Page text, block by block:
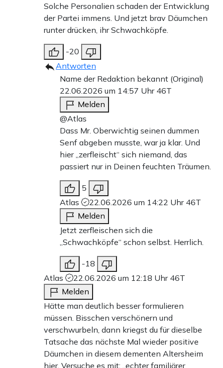
Solche Personalien schaden der Entwicklung
der Partei immens. Und jetzt brav Däumchen
runter drücken, ihr Schwachköpfe.
-20
Antworten
Name der Redaktion bekannt (Original)
22.06.2026 um 14:57 Uhr 46T
Melden
@Atlas
Dass Mr. Oberwichtig seinen dummen
Senf abgeben musste, war ja klar. Und
hier „zerfleischt“ sich niemand, das
passiert nur in Deinen feuchten Träumen.
5
Atlas
22.06.2026 um 14:22 Uhr 46T
Melden
Jetzt zerfleischen sich die
„Schwachköpfe“ schon selbst. Herrlich.
-18
Atlas
22.06.2026 um 12:18 Uhr 46T
Melden
Hätte man deutlich besser formulieren
müssen. Bisschen verschönern und
verschwurbeln, dann kriegst du für dieselbe
Tatsache das nächste Mal wieder positive
Däumchen in diesem dementen Altersheim
hier. Versuche es mit: „echter familiärer